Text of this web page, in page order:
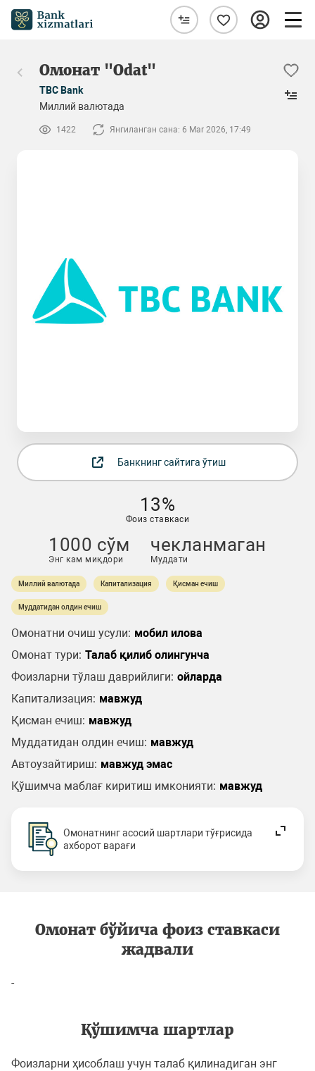
Омонат "Odat"
TBC Bank
Миллий валютада
1422 Янгиланган сана: 6 Mar 2026, 17:49
Банкнинг сайтига ўтиш
13%
Фоиз ставкаси
1000 сўм
Энг кам миқдори
чекланмаган
Муддати
Миллий валютада Капитализация Қисман ечиш
Муддатидан олдин ечиш
Омонатни очиш усули: мобил илова
Омонат тури: Талаб қилиб олингунча
Фоизларни тўлаш даврийлиги: ойларда
Капитализация: мавжуд
Қисман ечиш: мавжуд
Муддатидан олдин ечиш: мавжуд
Автоузайтириш: мавжуд эмас
Қўшимча маблағ киритиш имконияти: мавжуд
Омонатнинг асосий шартлари тўғрисида
ахборот варағи
Омонат бўйича фоиз ставкаси
жадвали
-
Қўшимча шартлар
Фоизларни ҳисоблаш учун талаб қилинадиган энг